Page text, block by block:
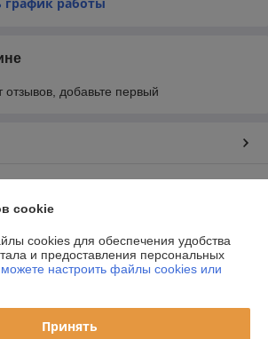
график работы
добавьте первый
cookie
cookies для обеспечения удобства
и предоставления персональных
настроить файлы cookies или
Принять